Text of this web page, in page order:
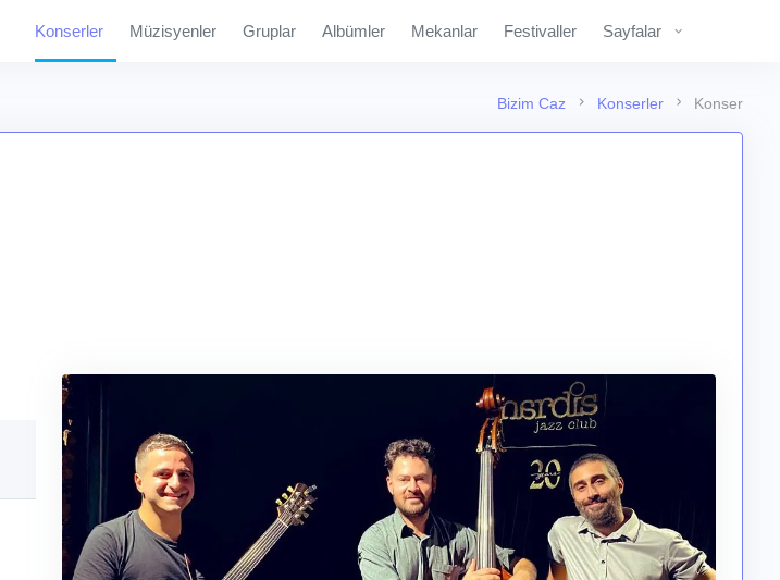
Konserler Müzisyenler Gruplar Albümler Mekanlar Festivaller Sayfalar
Bizim Caz Konserler Konser